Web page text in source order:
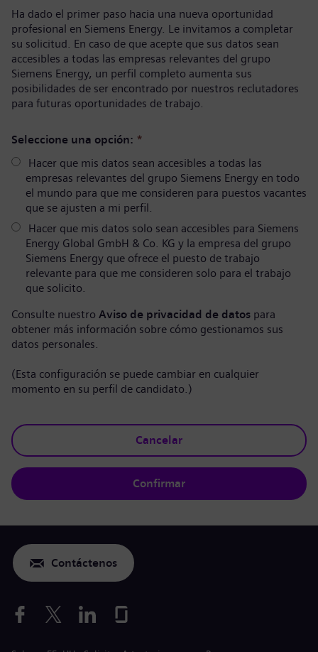
Ha dado el primer paso hacia una nueva oportunidad
profesional en Siemens Energy. Le invitamos a completar
su solicitud. En caso de que acepte que sus datos sean
accesibles a todas las empresas relevantes del grupo
Siemens Energy, un perfil completo aumenta sus
posibilidades de ser encontrado por nuestros reclutadores
para futuras oportunidades de trabajo.
Seleccione una opción: *
Hacer que mis datos sean accesibles a todas las
empresas relevantes del grupo Siemens Energy en todo
el mundo para que me consideren para puestos vacantes
que se ajusten a mi perfil.
Hacer que mis datos solo sean accesibles para Siemens
Energy Global GmbH & Co. KG y la empresa del grupo
Siemens Energy que ofrece el puesto de trabajo
relevante para que me consideren solo para el trabajo
que solicito.
Consulte nuestro Aviso de privacidad de datos para
obtener más información sobre cómo gestionamos sus
datos personales.
(Esta configuración se puede cambiar en cualquier
momento en su perfil de candidato.)
Cancelar
Confirmar
Contáctenos